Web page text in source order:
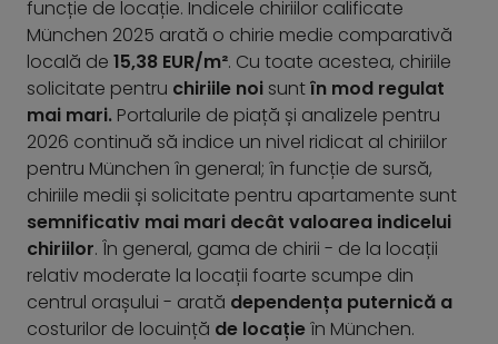
funcție de locație. Indicele chiriilor calificate
München 2025 arată o chirie medie comparativă
locală de 15,38 EUR/m². Cu toate acestea, chiriile
solicitate pentru chiriile noi suntîn mod regulat
mai mari. Portalurile de piață și analizele pentru
2026 continuă să indice un nivel ridicat al chiriilor
pentru München în general; în funcție de sursă,
chiriile medii și solicitate pentru apartamente sunt
semnificativ mai mari decât valoarea indicelui
chiriilor. În general, gama de chirii - de la locații
relativ moderate la locații foarte scumpe din
centrul orașului - arată dependența puternică a
costurilor de locuință de locațieîn München.